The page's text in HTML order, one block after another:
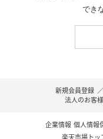
でき
新規会員登録 ／
法人のお客様
企業情報 個人情報
楽天市場トッ